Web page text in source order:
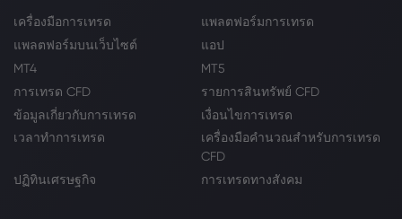
เครื่องมือการเทรด
แพลตฟอร์มการเทรด
แพลตฟอร์มบนเว็บไซต์
แอป
MT4
MT5
การเทรด CFD
รายการสินทรัพย์ CFD
ข้อมูลเกี่ยวกับการเทรด
เงื่อนไขการเทรด
เวลาทำการเทรด
เครื่องมือคำนวณสำหรับการเทรด
CFD
ปฏิทินเศรษฐกิจ
การเทรดทางสังคม